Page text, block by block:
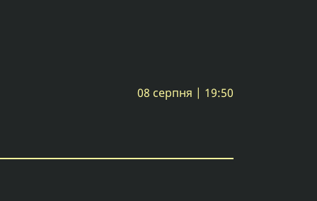
08 серпня | 19:50